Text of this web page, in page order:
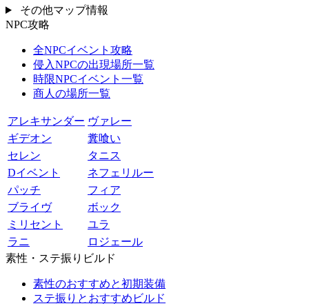
その他マップ情報
NPC攻略
全NPCイベント攻略
侵入NPCの出現場所一覧
時限NPCイベント一覧
商人の場所一覧
アレキサンダー ヴァレー
ギデオン
糞喰い
セレン
タニス
Dイベント
ネフェリルー
パッチ
フィア
ブライヴ
ボック
ミリセント
ユラ
ラニ
ロジェール
素性・ステ振りビルド
素性のおすすめと初期装備
ステ振りとおすすめビルド